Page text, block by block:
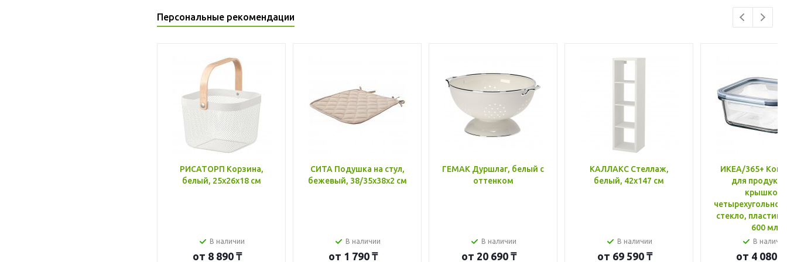
Персональные рекомендации
РИСАТОРП Корзина,
белый, 25x26x18 см
В наличии
от 8 890 ₸
СИТА Подушка на стул,
бежевый, 38/35x38x2 см
В наличии
от 1 790 ₸
ГЕМАК Дуршлаг, белый с
оттенком
В наличии
от 20 690 ₸
КАЛЛАКС Стеллаж,
белый, 42x147 см
В наличии
от 69 590 ₸
ИКЕА/365+
для
крышкой,
стекло, пластик
600 мл
В
от 4 080 ₸